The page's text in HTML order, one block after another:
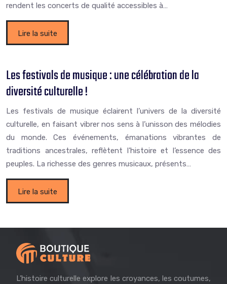
rendent les concerts de qualité accessibles à…
Lire la suite
Les festivals de musique : une célébration de la
diversité culturelle !
Les festivals de musique éclairent l’univers de la diversité
culturelle, en faisant vibrer nos sens à l’unisson des mélodies
du monde. Ces événements, émanations vibrantes de
traditions ancestrales, reflètent l’histoire et l’essence des
peuples. La richesse des genres musicaux, présents…
Lire la suite
L’histoire culturelle explore les croyances, les coutumes,